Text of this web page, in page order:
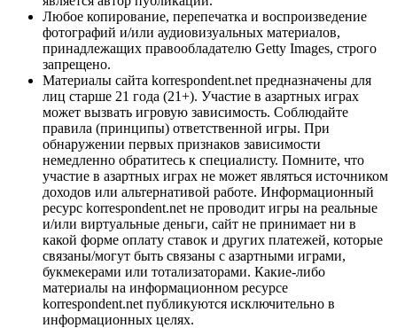
Любое копирование, перепечатка и воспроизведение
фотографий и/или аудиовизуальных материалов,
принадлежащих правообладателю Getty Images, строго
запрещено.
Материалы сайта korrespondent.net предназначены для
лиц старше 21 года (21+). Участие в азартных играх
может вызвать игровую зависимость. Соблюдайте
правила (принципы) ответственной игры. При
обнаружении первых признаков зависимости
немедленно обратитесь к специалисту. Помните, что
участие в азартных играх не может являться источником
доходов или альтернативой работе. Информационный
ресурс korrespondent.net не проводит игры на реальные
и/или виртуальные деньги, сайт не принимает ни в
какой форме оплату ставок и других платежей, которые
связаны/могут быть связаны с азартными играми,
букмекерами или тотализаторами. Какие-либо
материалы на информационном ресурсе
korrespondent.net публикуются исключительно в
информационных целях.